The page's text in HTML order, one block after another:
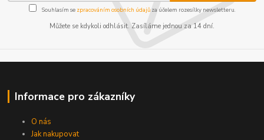
Souhlasím se zpracováním osobních údajůza účelem rozesílky newsletteru.
Můžete se kdykoli odhlásit. Zasíláme jednou za 14 dní.
Informace pro zákazníky
O nás
Jak nakupovat